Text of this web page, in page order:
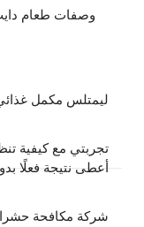
وصفات طعام
ليمتلس مكمل
تجربتي مع كيفية
أعطى نتيجة فعلًا
شركة مكافحة